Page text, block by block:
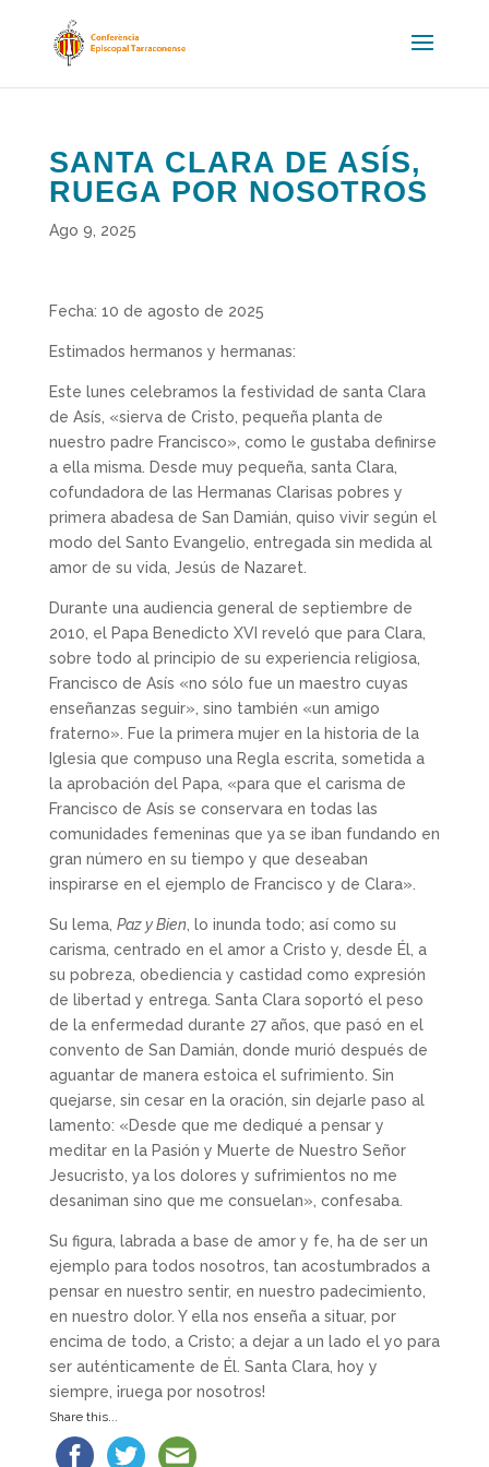
SANTA CLARA DE ASÍS,
RUEGA POR NOSOTROS
Ago 9, 2025
Fecha: 10 de agosto de 2025
Estimados hermanos y hermanas:
Este lunes celebramos la festividad de santa Clara
de Asís, «sierva de Cristo, pequeña planta de
nuestro padre Francisco», como le gustaba definirse
a ella misma. Desde muy pequeña, santa Clara,
cofundadora de las Hermanas Clarisas pobres y
primera abadesa de San Damián, quiso vivir según el
modo del Santo Evangelio, entregada sin medida al
amor de su vida, Jesús de Nazaret.
Durante una audiencia general de septiembre de
2010, el Papa Benedicto XVI reveló que para Clara,
sobre todo al principio de su experiencia religiosa,
Francisco de Asís «no sólo fue un maestro cuyas
enseñanzas seguir», sino también «un amigo
fraterno». Fue la primera mujer en la historia de la
Iglesia que compuso una Regla escrita, sometida a
la aprobación del Papa, «para que el carisma de
Francisco de Asís se conservara en todas las
comunidades femeninas que ya se iban fundando en
gran número en su tiempo y que deseaban
inspirarse en el ejemplo de Francisco y de Clara».
Su lema, Paz y Bien, lo inunda todo; así como su
carisma, centrado en el amor a Cristo y, desde Él, a
su pobreza, obediencia y castidad como expresión
de libertad y entrega. Santa Clara soportó el peso
de la enfermedad durante 27 años, que pasó en el
convento de San Damián, donde murió después de
aguantar de manera estoica el sufrimiento. Sin
quejarse, sin cesar en la oración, sin dejarle paso al
lamento: «Desde que me dediqué a pensar y
meditar en la Pasión y Muerte de Nuestro Señor
Jesucristo, ya los dolores y sufrimientos no me
desaniman sino que me consuelan», confesaba.
Su figura, labrada a base de amor y fe, ha de ser un
ejemplo para todos nosotros, tan acostumbrados a
pensar en nuestro sentir, en nuestro padecimiento,
en nuestro dolor. Y ella nos enseña a situar, por
encima de todo, a Cristo; a dejar a un lado el yo para
ser auténticamente de Él. Santa Clara, hoy y
siempre, ¡ruega por nosotros!
Share this...